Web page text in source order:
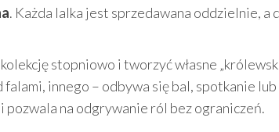
. Każda lalka jest sprzedawana oddzielnie, a
stopniowo i tworzyć własne
innego – odbywa się bal, spotkanie
na odgrywanie ról bez ograniczeń.